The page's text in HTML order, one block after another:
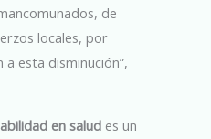
de
locales, por
esta disminución”,
en salud es un